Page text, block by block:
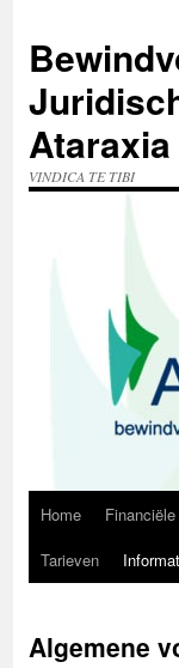
de
inhoud
Ataraxia
VINDICA TE TIBI
Home
Tarieven
Algemene